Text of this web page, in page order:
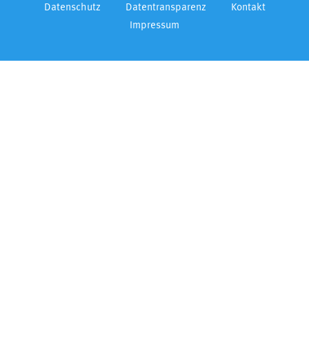
Datenschutz Datentransparenz
Kontakt
Impressum